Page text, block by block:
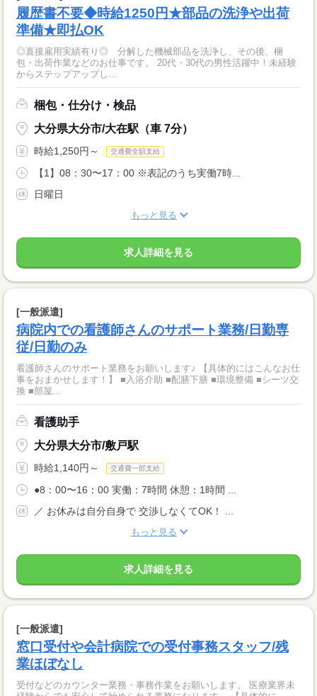
履歴書不要◆時給1250円★部品の洗浄や出荷
準備★即払OK
◎直接雇用実績有り◎ 分解した機械部品を洗浄し、その後、梱
包・出荷作業などのお仕事です。 20代・30代の男性活躍中！未経験
からステップアップし...
梱包・仕分け・検品
大分県大分市/大在駅（車 7分）
時給1,250円～ 交通費全額支給
【1】08：30〜17：00 ※表記のうち実働7時...
日曜日
もっと見る
求人詳細を見る
[一般派遣]
病院内での看護師さんのサポート業務/日勤専
従/日勤のみ
看護師さんのサポート業務をお願いします♪ 【具体的にはこんなお仕
事をおまかせします！】 ■入浴介助 ■配膳下膳 ■環境整備 ■シーツ交
換 ■部屋...
看護助手
大分県大分市/敷戸駅
時給1,140円～ 交通費一部支給
●8：00〜16：00 実働：7時間 休憩：1時間 ...
／ お休みは自分自身で 交渉しなくてOK！ ...
もっと見る
求人詳細を見る
[一般派遣]
窓口受付や会計病院での受付事務スタッフ/残
業ほぼなし
受付などのカウンター業務・事務作業をお願いします。 医療業界未